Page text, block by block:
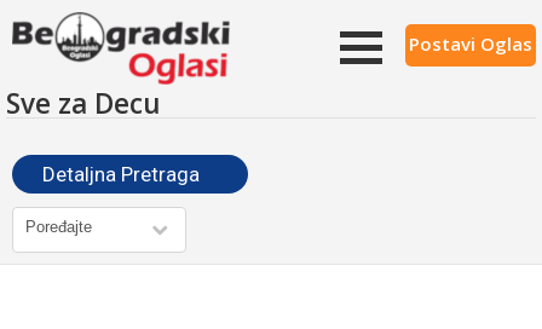
Postavi Oglas
Sve za Decu
Detaljna Pretraga